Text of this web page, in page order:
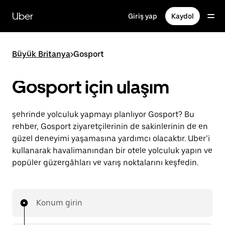
içeriğe
gidinUber Giriş yap Kaydol
Büyük Britanya>Gosport
Gosport için ulaşım
şehrinde yolculuk yapmayı planlıyor Gosport? Bu
rehber, Gosport ziyaretçilerinin de sakinlerinin de en
güzel deneyimi yaşamasına yardımcı olacaktır. Uber’i
kullanarak havalimanından bir otele yolculuk yapın ve
popüler güzergâhları ve varış noktalarını keşfedin.
Konum girin